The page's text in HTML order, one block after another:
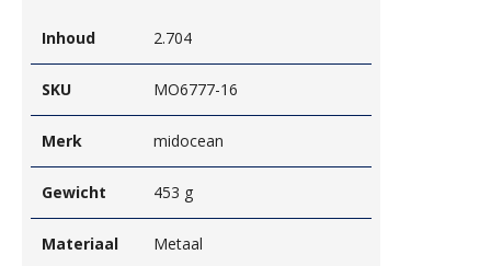
Inhoud 2.704
SKU MO6777-16
Merk midocean
Gewicht 453 g
Materiaal Metaal